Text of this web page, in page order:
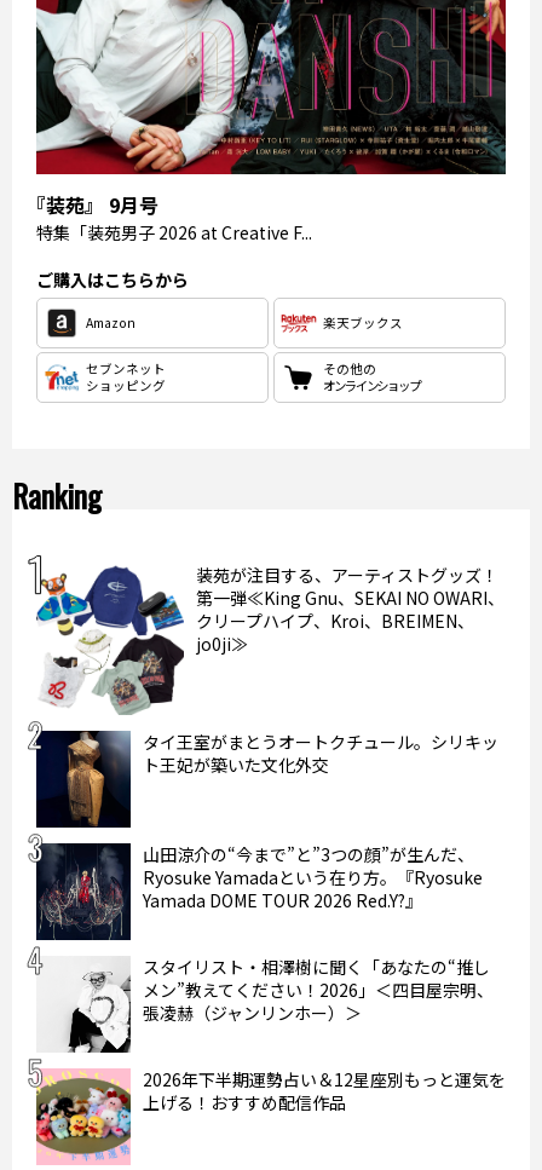
『装苑』 9月号
特集 「装苑男子 2026 at Creative F...
ご購入はこちらから
Amazon 楽天ブックス
セブンネット
ショッピング
その他の
オンラインショップ
Ranking
装苑が注目する、アーティストグッズ！
第一弾≪King Gnu、SEKAI NO OWARI、
クリープハイプ、Kroi、BREIMEN、
jo0ji≫
タイ王室がまとうオートクチュール。シリキッ
ト王妃が築いた文化外交
山田涼介の“今まで”と”3つの顔”が生んだ、
Ryosuke Yamadaという在り方。『Ryosuke
Yamada DOME TOUR 2026 Red.Y?』
スタイリスト・相澤樹に聞く「あなたの“推し
メン”教えてください！2026」＜四目屋宗明、
張凌赫（ジャンリンホー）＞
2026年下半期運勢占い＆12星座別もっと運気を
上げる！おすすめ配信作品